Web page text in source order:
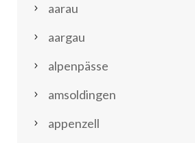
aarau
aargau
alpenpässe
amsoldingen
appenzell